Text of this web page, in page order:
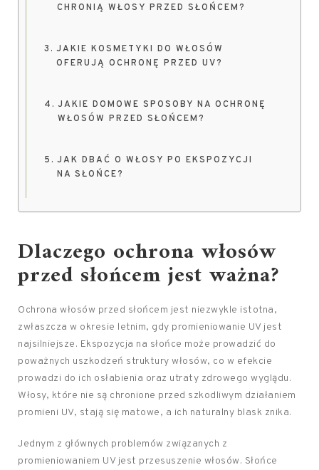
CHRONIĄ WŁOSY PRZED SŁOŃCEM?
JAKIE KOSMETYKI DO WŁOSÓW
OFERUJĄ OCHRONĘ PRZED UV?
JAKIE DOMOWE SPOSOBY NA OCHRONĘ
WŁOSÓW PRZED SŁOŃCEM?
JAK DBAĆ O WŁOSY PO EKSPOZYCJI
NA SŁOŃCE?
Dlaczego ochrona włosów
przed słońcem jest ważna?
Ochrona włosów przed słońcem jest niezwykle istotna,
zwłaszcza w okresie letnim, gdy promieniowanie UV jest
najsilniejsze. Ekspozycja na słońce może prowadzić do
poważnych uszkodzeń struktury włosów, co w efekcie
prowadzi do ich osłabienia oraz utraty zdrowego wyglądu.
Włosy, które nie są chronione przed szkodliwym działaniem
promieni UV, stają się matowe, a ich naturalny blask znika.
Jednym z głównych problemów związanych z
promieniowaniem UV jest przesuszenie włosów. Słońce